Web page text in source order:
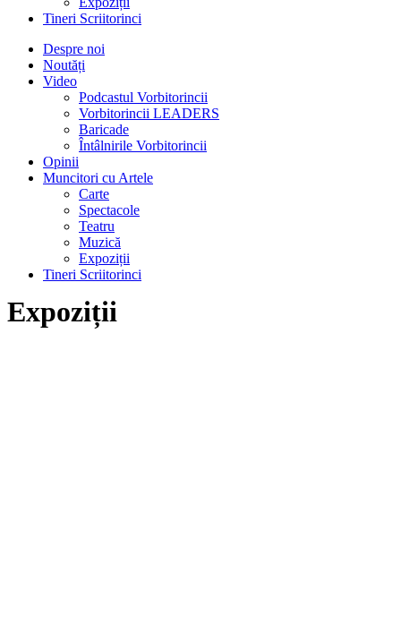
Tineri Scriitorinci
Despre noi
Noutăți
Video
Podcastul Vorbitorincii
Vorbitorincii LEADERS
Baricade
Întâlnirile Vorbitorincii
Opinii
Muncitori cu Artele
Carte
Spectacole
Teatru
Muzică
Expoziții
Tineri Scriitorinci
Expoziții